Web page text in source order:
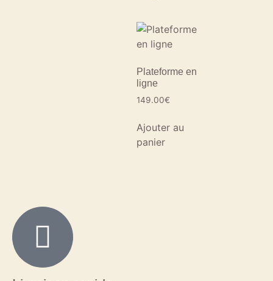
Plateforme en
ligne
149.00€
Ajouter au
panier